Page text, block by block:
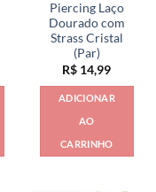
Piercing Laço
Dourado com
Strass Cristal
(Par)
R$ 14,99
ADICIONAR
AO
CARRINHO